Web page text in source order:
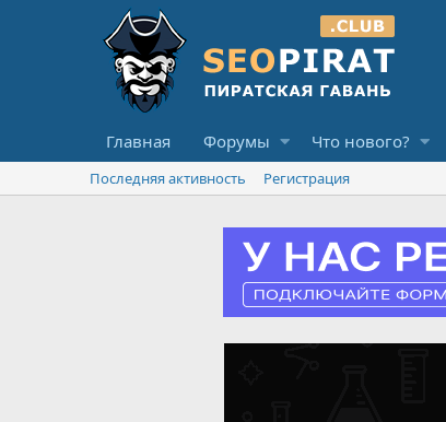
Главная Форумы Что нового?
Последняя активность Регистрация